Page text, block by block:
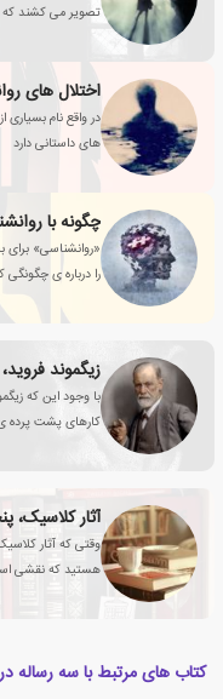
تصویر می کشند که
اختلال های
در واقع نام
های داستانی دارد
چگونه با
«روانشناسی» برای
را درباره ی
زیگموند
با وجود این که
کارهای پشت پرده
آثار کلاسیک،
وقتی که آثار
هستید که نقشی
کتاب های مرتبط با سه رساله